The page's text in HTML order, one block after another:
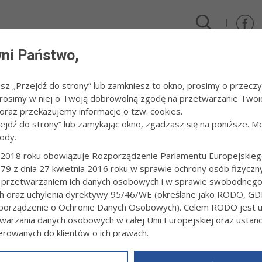
SIĘ Z PRZEDSTAWICIELAMI UTW PRZY
Tusk spotkał się w Szczawnicy z przedstawicielami
Uniwersytetu przy Małopolskiej Wyższej Szkole
Państwo,
„Przejdź do strony” lub zamkniesz to okno, prosimy o
w niej o Twoją dobrowolną zgodę na przetwarzanie
przekazujemy informacje o tzw. cookies.
do strony” lub zamykając okno, zgadzasz się na poniższe.
roku obowiązuje Rozporządzenie Parlamentu
z dnia 27 kwietnia 2016 roku w sprawie ochrony osób
ich danych osobowych i w sprawie
oraz uchylenia dyrektywy 95/46/WE (określane jako RODO,
o Ochronie Danych Osobowych). Celem RODO jest
danych osobowych w całej Unii Europejskiej oraz
do klientów o ich prawach.
powyższym, w zakładceRODOna stroniehttps://